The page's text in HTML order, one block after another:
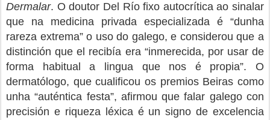
Dermalar. O doutor Del Río fixo autocrítica ao sinalar
que na medicina privada especializada é “dunha
rareza extrema” o uso do galego, e considerou que a
distinción que el recibía era “inmerecida, por usar de
forma habitual a lingua que nos é propia”. O
dermatólogo, que cualificou os premios Beiras como
unha “auténtica festa”, afirmou que falar galego con
precisión e riqueza léxica é un signo de excelencia